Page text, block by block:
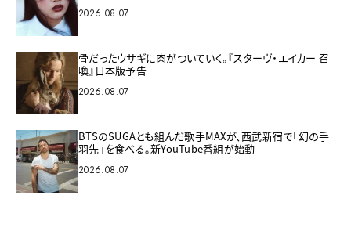
2026.08.07
骨だったウサギに肉がついていく。『スターヴ・エイカー 召
喚』日本版予告
2026.08.07
BTSのSUGAとも組んだ歌手MAXが、西武新宿で「幻の手
羽先」を食べる。新YouTube番組が始動
2026.08.07